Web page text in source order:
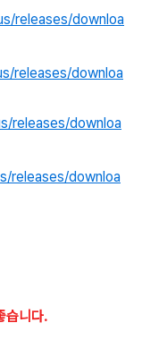
releases/downloa
releases/downloa
releases/downloa
releases/downloa
습니다.